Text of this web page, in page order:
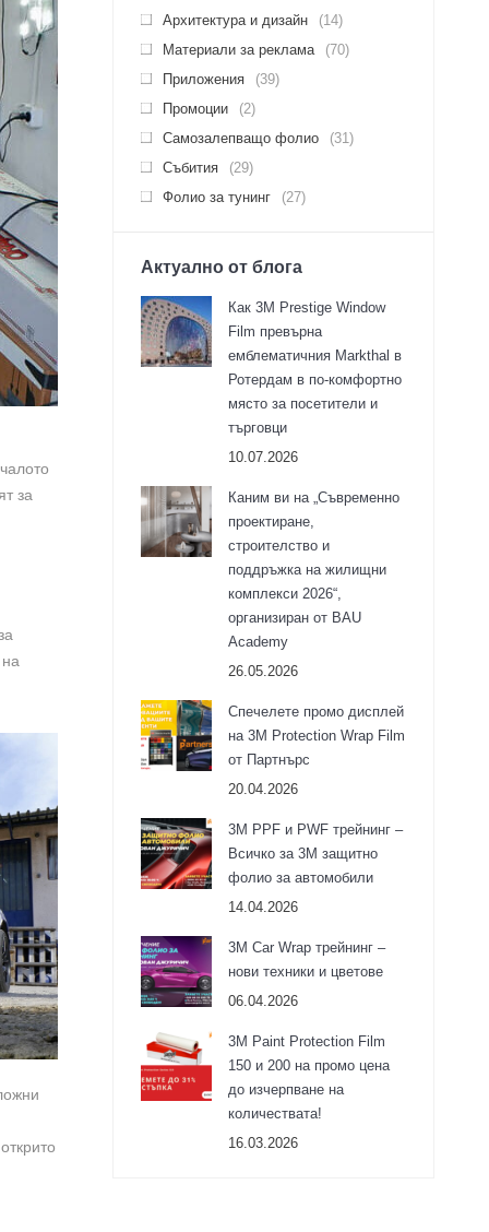
за
Архитектура и дизайн
(14)
Материали за реклама
(70)
Приложения
(39)
Промоции
(2)
Самозалепващо фолио
(31)
Събития
(29)
Фолио за тунинг
(27)
Актуално от блога
Как 3M Prestige Window
Film превърна
емблематичния Markthal в
Ротердам в по-комфортно
място за посетители и
търговци
10.07.2026
Каним ви на „Съвременно
проектиране,
строителство и
поддръжка на жилищни
комплекси 2026“,
организиран от BAU
Academy
26.05.2026
Спечелете промо дисплей
на 3M Protection Wrap Film
от Партнърс
20.04.2026
3M PPF и PWF трейнинг –
Всичко за 3М защитно
фолио за автомобили
14.04.2026
3M Car Wrap трейнинг –
нови техники и цветове
06.04.2026
3М Paint Protection Film
150 и 200 на промо цена
до изчерпване на
количествата!
16.03.2026